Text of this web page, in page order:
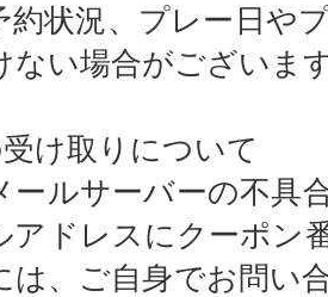
約状況、プレー日や
ない場合がございま
け取りについて
ールサーバーの不具
アドレスにクーポン
は、ご自身でお問い